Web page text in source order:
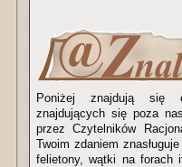
Poniżej znajdują się
znajdujących się poza
przez Czytelników
Twoim zdaniem
felietony, wątki na forach